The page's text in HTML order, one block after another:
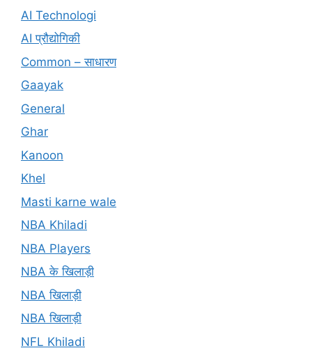
AI Technologi
AI प्रौद्योगिकी
Common – साधारण
Gaayak
General
Ghar
Kanoon
Khel
Masti karne wale
NBA Khiladi
NBA Players
NBA के खिलाड़ी
NBA खिलाड़ी
NBA खिलाड़ी
NFL Khiladi